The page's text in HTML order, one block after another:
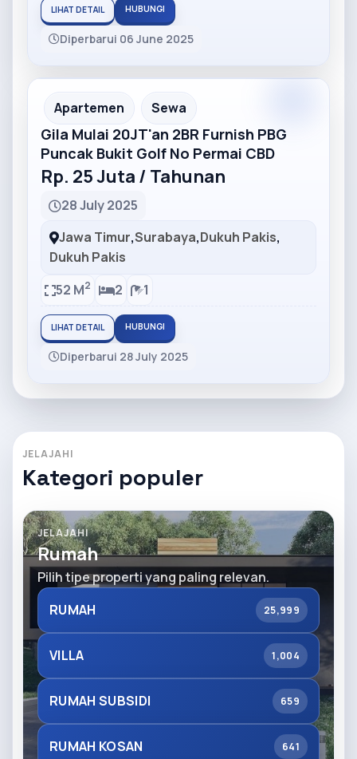
LIHAT DETAIL HUBUNGI
Diperbarui 06 June 2025
Partner Ad
Apartemen Sewa
Gila Mulai 20JT'an 2BR Furnish PBG
Puncak Bukit Golf No Permai CBD
Rp. 25 Juta / Tahunan
28 July 2025
Jawa Timur,Surabaya,Dukuh Pakis,
Dukuh Pakis
52 M2 2 1
LIHAT DETAIL HUBUNGI
Diperbarui 28 July 2025
JELAJAHI
Kategori populer
JELAJAHI
Rumah
Pilih tipe properti yang paling relevan.
RUMAH
25,999
VILLA 1,004
RUMAH SUBSIDI 659
RUMAH KOSAN 641